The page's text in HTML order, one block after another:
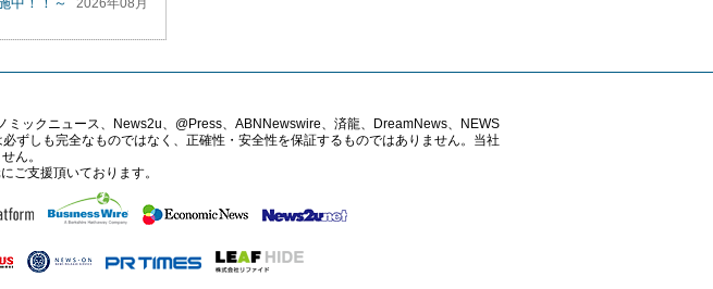
2026年08月
ックニュース、News2u、@Press、ABNNewswire、済龍、DreamNews、NEWS
ずしも完全なものではなく、正確性・安全性を保証するものではありません。当社
ん。
ご支援頂いております。